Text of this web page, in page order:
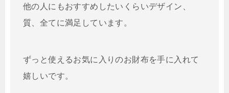
他の人にもおすすめしたいくらいデザイン、
質、全てに満足しています。
ずっと使えるお気に入りのお財布を手に入れて
嬉しいです。